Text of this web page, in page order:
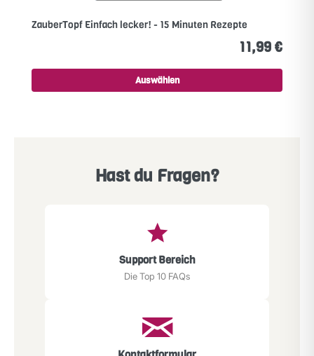
ZauberTopf Einfach lecker! - 15 Minuten Rezepte
11,99 €
Auswählen
Hast du Fragen?
Support Bereich
Die Top 10 FAQs